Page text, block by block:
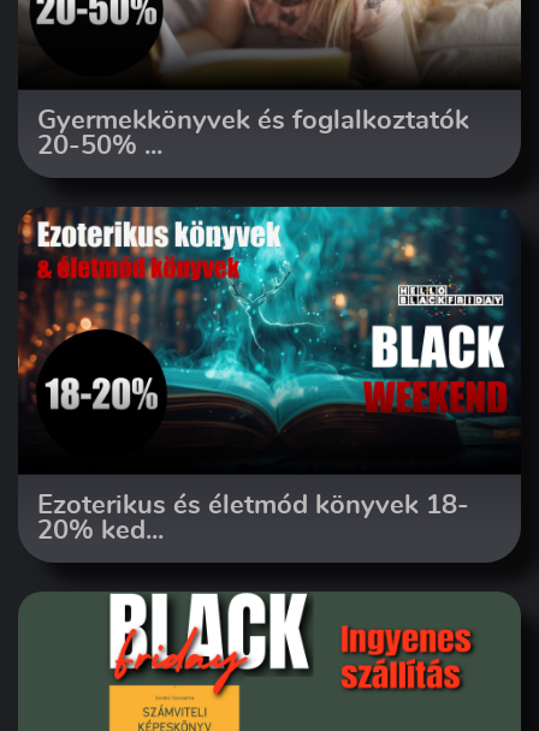
Gyermekkönyvek és foglalkoztatók
20-50% ...
Ezoterikus és életmód könyvek 18-
20% ked...